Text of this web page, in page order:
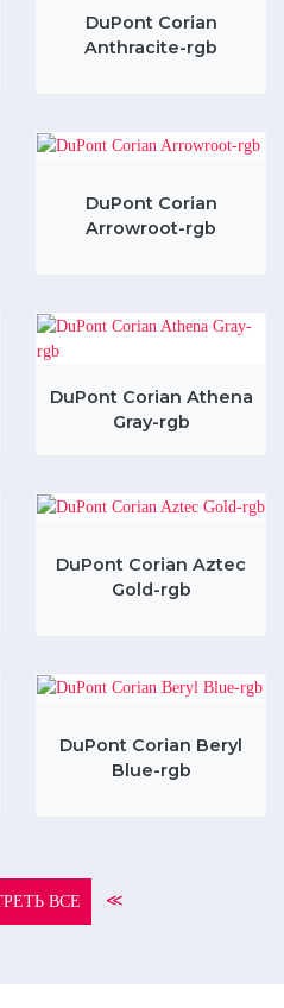
DuPont Corian
Anthracite-rgb
DuPont Corian
Arrowroot-rgb
DuPont Corian Athena
Gray-rgb
DuPont Corian Aztec
Gold-rgb
DuPont Corian Beryl
Blue-rgb
ВСЕ ≪